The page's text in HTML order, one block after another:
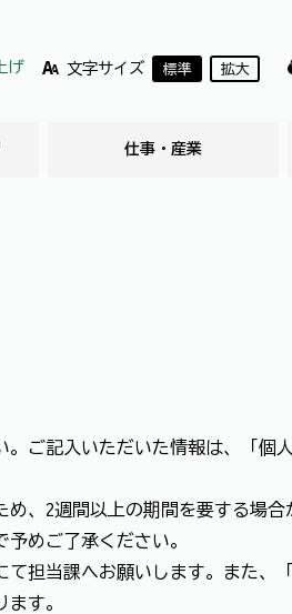
げ 文字サイズ 標準 拡大
仕事・産業
ご記入いただいた情報は、「個
、2週間以上の期間を要する場
めご了承ください。
担当課へお願いします。また、
す。